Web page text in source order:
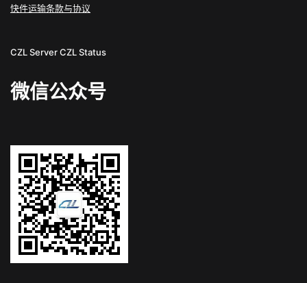
快件运输条款与协议
CZL ServerCZL Status
微信公众号